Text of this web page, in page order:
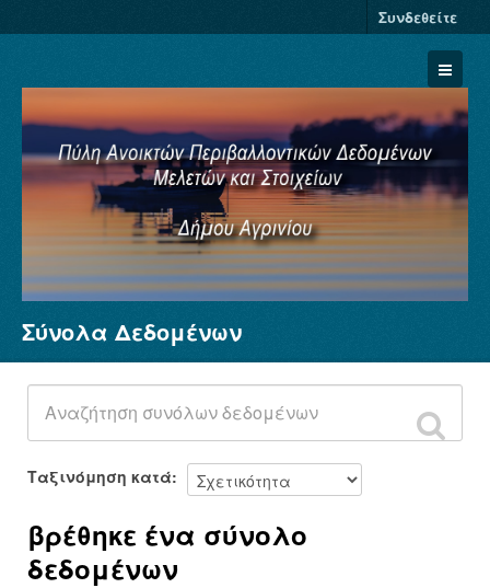
Συνδεθείτε
Σύνολα Δεδομένων
Φορείς
Ομάδες
Σχετικά
Σύνολα Δεδομένων
Ταξινόμηση κατά
βρέθηκε ένα σύνολο
δεδομένων